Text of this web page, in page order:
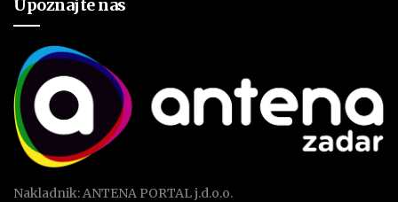
Upoznajte nas
Nakladnik: ANTENA PORTAL j.d.o.o.